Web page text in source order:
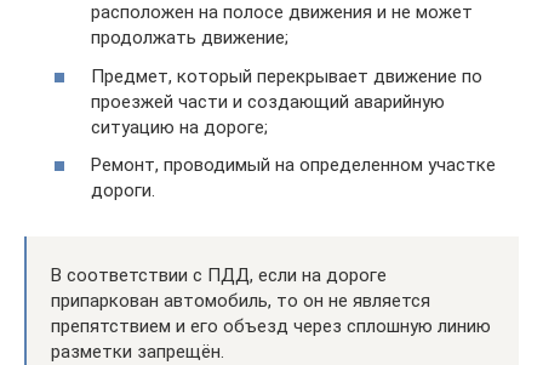
расположен на полосе движения и не может
продолжать движение;
Предмет, который перекрывает движение по
проезжей части и создающий аварийную
ситуацию на дороге;
Ремонт, проводимый на определенном участке
дороги.
В соответствии с ПДД, если на дороге
припаркован автомобиль, то он не является
препятствием и его объезд через сплошную линию
разметки запрещён.